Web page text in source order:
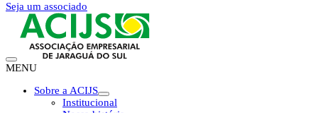
Seja um associado
MENU
Sobre a ACIJS
Institucional